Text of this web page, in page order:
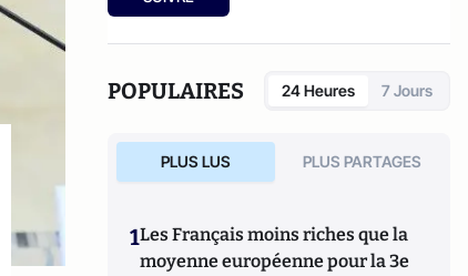
POPULAIRES 24 Heures 7 Jours
PLUS LUS PLUS PARTAGES
1Les Français moins riches que la
moyenne européenne pour la 3e